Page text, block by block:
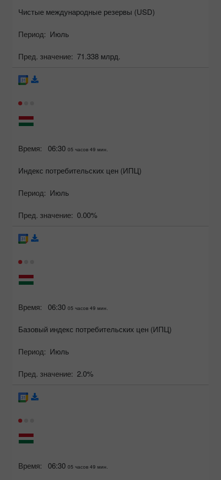
Чистые международные резервы (USD)
Период: Июль
Пред. значение: 71.338 млрд.
Время: 06:30 05 часов 49 мин.
Индекс потребительских цен (ИПЦ)
Период: Июль
Пред. значение: 0.00%
Время: 06:30 05 часов 49 мин.
Базовый индекс потребительских цен (ИПЦ)
Период: Июль
Пред. значение: 2.0%
Время: 06:30 05 часов 49 мин.